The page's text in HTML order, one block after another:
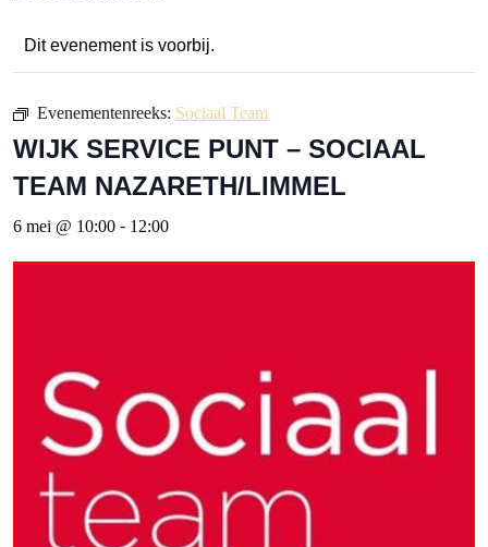
Dit evenement is voorbij.
Evenementenreeks: Sociaal Team
WIJK SERVICE PUNT – SOCIAAL
TEAM NAZARETH/LIMMEL
6 mei @ 10:00 - 12:00